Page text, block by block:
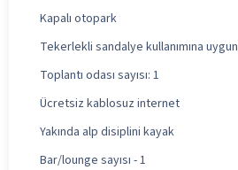
Kapalı otopark
Tekerlekli sandalye kullanımına uygun
Toplantı odası sayısı: 1
Ücretsiz kablosuz internet
Yakında alp disiplini kayak
Bar/lounge sayısı - 1